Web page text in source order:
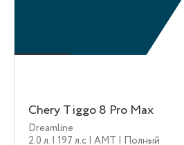
Chery Tiggo 8 Pro Max
Dreamline
2.0 л. | 197 л.c | AMT | Полный